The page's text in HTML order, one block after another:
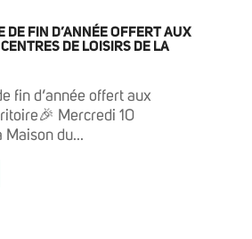
DE FIN D’ANNÉE OFFERT AUX
DE LOISIRS DE LA
fin d’année offert aux
Mercredi 10
Maison du...